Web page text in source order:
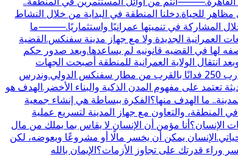
طرق أو مرافق أو أي مظاهر للحياة.دخلنا المنطقة في البداية من خلال النشاط
المشاركة في تنميتها عمرانيًا واستثماريًا.⸻ما
العمرانية الجديدة ولا مع جهاز مدينة سفنكس.القضية
تحاول البحث عن حل ولكن عدم وجود صفه لها في القضيه قانونيه لم يساعدها.وبعد صدور حكم
انتقال الولاية العمرانية للمنطقة أصبحت الجهات
العمرانية مسؤولة عن تنفيذ الإجراءات الخاصة بالتنمية.⸻ما ملامح مشروع الباشوات في سفنكس الجديدة؟المشروع مقام على مساحة تقارب 250 فدانًا بالقرب من مطار سفنكس الدولي.وندرس
على مفهوم المدن الذكية والبناء الأخضر.الهدف هو
ما الهدف منها؟الفكرة ببساطة هي إنشاء جمعية
والتعاون مع جهاز المدينة لتسريع عملية
مؤمن أن الإنسان لا يقاس بما يملك من مال
يمكن أن يخسر مالًا أو مشروعًا ويعوضه، لكن
قدرتك على تجاوز الأزمات؟الإيمان بالله